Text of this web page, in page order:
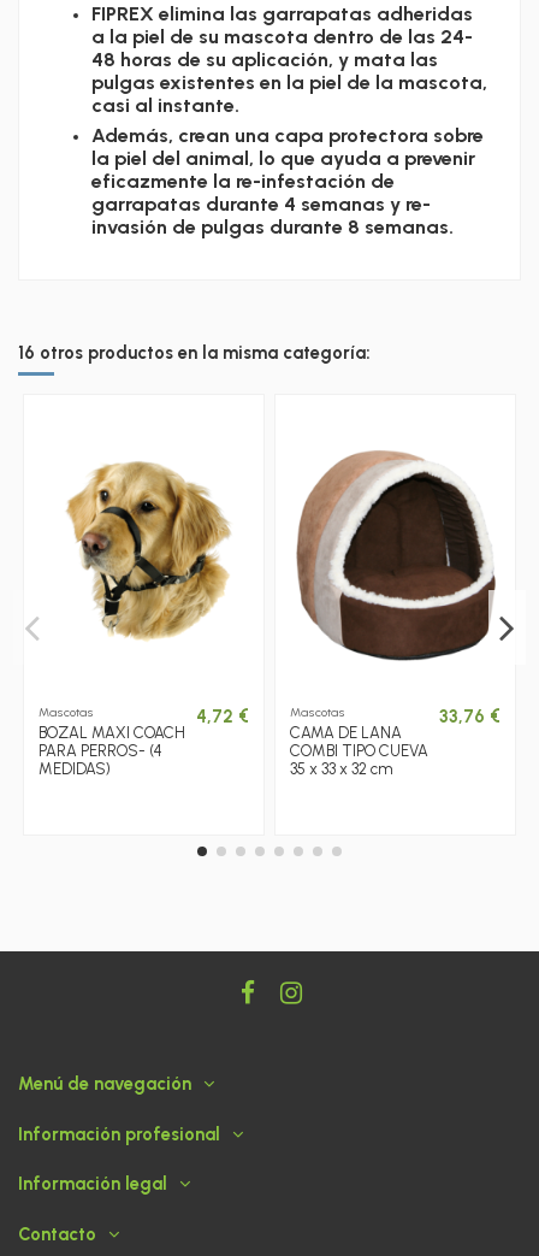
FIPREX elimina las garrapatas adheridas
a la piel de su mascota dentro de las 24-
48 horas de su aplicación, y mata las
pulgas existentes en la piel de la mascota,
casi al instante.
Además, crean una capa protectora sobre
la piel del animal, lo que ayuda a prevenir
eficazmente la re-infestación de
garrapatas durante 4 semanas y re-
invasión de pulgas durante 8 semanas.
16 otros productos en la misma categoría:
Mascotas
BOZAL MAXI COACH
PARA PERROS- (4
MEDIDAS)
4,72 € Mascotas
CAMA DE LANA
COMBI TIPO CUEVA
35 x 33 x 32 cm
33,76 €
Menú de navegación
Información profesional
Información legal
Contacto